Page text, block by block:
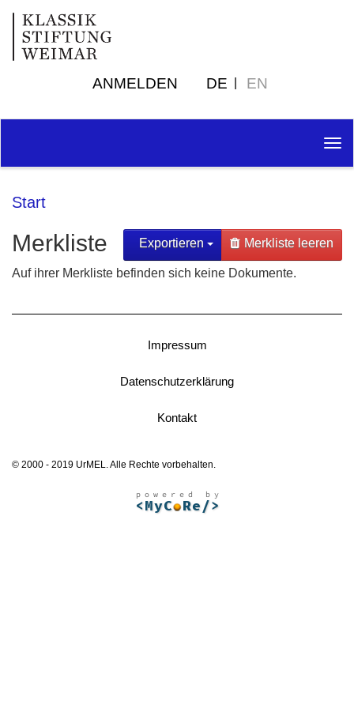
ANMELDEN DE EN
Start
Exportieren Merkliste leeren
Merkliste
Auf ihrer Merkliste befinden sich keine Dokumente.
Impressum
Datenschutzerklärung
Kontakt
© 2000 - 2019 UrMEL. Alle Rechte vorbehalten.